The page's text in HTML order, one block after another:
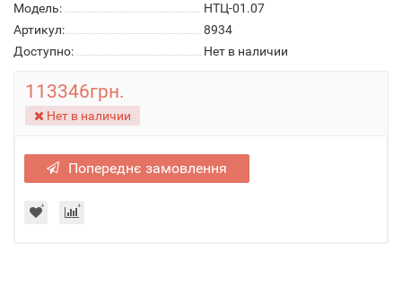
Модель:
НТЦ-01.07
Артикул:
8934
Доступно:
Нет в наличии
113346грн.
Нет в наличии
Попереднє замовлення